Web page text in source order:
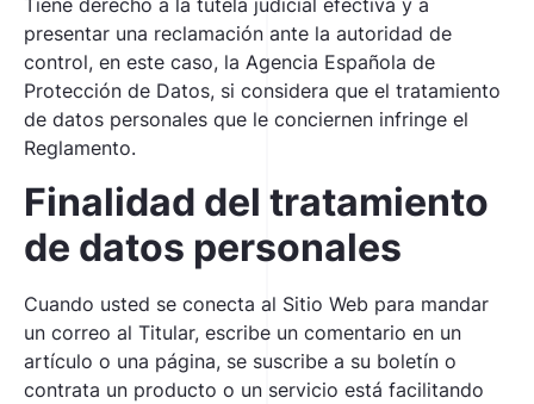
Tiene derecho a la tutela judicial efectiva y a
presentar una reclamación ante la autoridad de
control, en este caso, la Agencia Española de
Protección de Datos, si considera que el tratamiento
de datos personales que le conciernen infringe el
Reglamento.
Finalidad del tratamiento
de datos personales
Cuando usted se conecta al Sitio Web para mandar
un correo al Titular, escribe un comentario en un
artículo o una página, se suscribe a su boletín o
contrata un producto o un servicio está facilitando